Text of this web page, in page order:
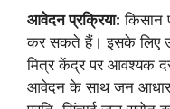
आवेदन प्रक्रिया:
कर सकते हैं। इसके लिए
मित्र केंद्र पर आवश्यक
आवेदन के साथ जन आधार